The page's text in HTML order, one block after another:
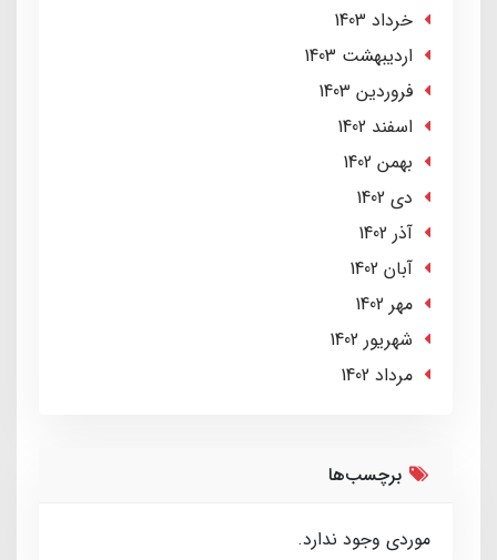
خرداد 1403
ارديبهشت 1403
فروردین 1403
اسفند 1402
بهمن 1402
دی 1402
آذر 1402
آبان 1402
مهر 1402
شهریور 1402
مرداد 1402
برچسب‌ها
موردی وجود ندارد.